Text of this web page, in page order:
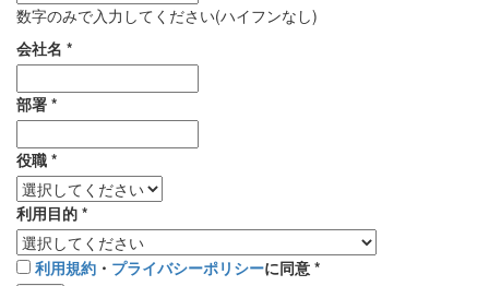
数字のみで入力してください(ハイフンなし)
会社名 *
部署 *
役職 *
利用目的 *
利用規約 ・ プライバシーポリシーに同意 *